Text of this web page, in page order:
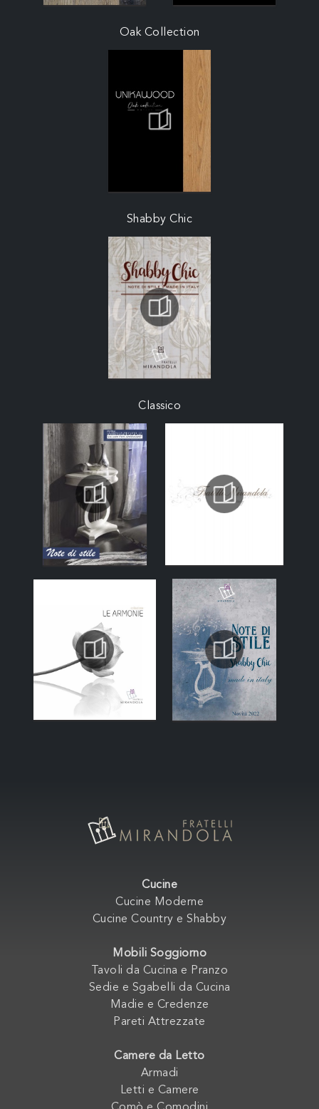
Oak Collection
Shabby Chic
Classico
Cucine
Cucine Moderne
Cucine Country e Shabby
Mobili Soggiorno
Tavoli da Cucina e Pranzo
Sedie e Sgabelli da Cucina
Madie e Credenze
Pareti Attrezzate
Camere da Letto
Armadi
Letti e Camere